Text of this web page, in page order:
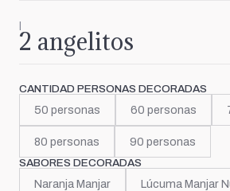
|
2 angelitos
CANTIDAD PERSONAS DECORADAS
50 personas 60 personas
80 personas 90 personas
SABORES DECORADAS
Naranja Manjar Lúcuma Manjar